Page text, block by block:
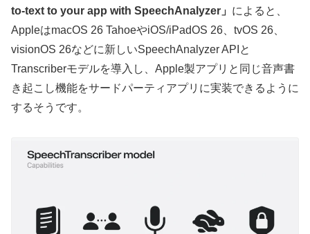
to-text to your app with SpeechAnalyzer」 によると、
AppleはmacOS 26 TahoeやiOS/iPadOS 26、tvOS 26、
visionOS 26などに新しいSpeechAnalyzer APIと
Transcriberモデルを導入し、Apple製アプリと同じ音声書
き起こし機能をサードパーティアプリに実装できるように
するそうです。